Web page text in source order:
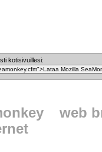
kotisivuillesi:
web